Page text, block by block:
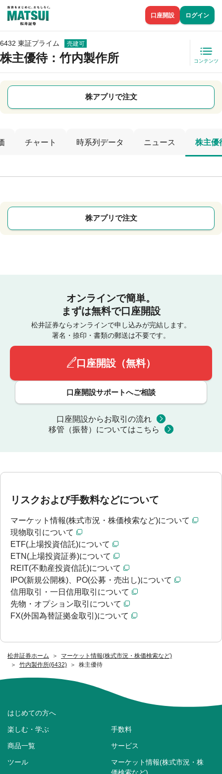
口座開設 ログイン
松井証券ホーム
マーケット情報(株式市況・株価検索など)
竹内製作所(6432)
株主優待
6432 東証プライム 売建可
株主優待：竹内製作所 コンテンツ
株アプリで注文
チャート 時系列データ ニュース 株主優
株アプリで注文
オンラインで簡単。
まずは無料で口座開設
松井証券ならオンラインで申し込みが完結します。
署名・捺印・書類の郵送は不要です。
口座開設（無料）
口座開設サポートへご相談
口座開設からお取引の流れ
移管（振替）についてはこちら
リスクおよび手数料などについて
マーケット情報(株式市況・株価検索など)について
現物取引について
ETF(上場投資信託)について
ETN(上場投資証券)について
REIT(不動産投資信託)について
IPO(新規公開株)、PO(公募・売出し)について
信用取引・一日信用取引について
先物・オプション取引について
FX(外国為替証拠金取引)について
はじめての方へ
楽しむ・学ぶ 手数料
商品一覧 サービス
ツール
マーケット情報(株式市況・株